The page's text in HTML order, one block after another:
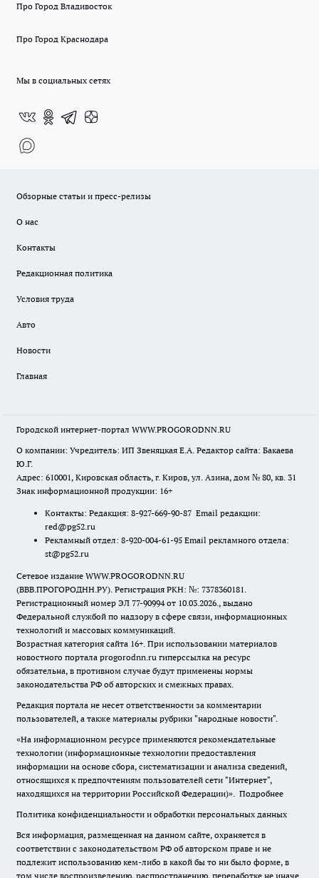
Про Город Владивосток
Про Город Краснодара
Мы в социальных сетях
Обзорные статьи и пресс-релизы
О нас
Контакты
Редакционная политика
Условия труда
Авто
Новости
Главная
Городской интернет-портал WWW.PROGORODNN.RU
О компании: Учредитель: ИП Звеняцкая Е.А. Редактор сайта: Бакаева
Ю.Г.
Адрес: 610001, Кировская область, г. Киров, ул. Азина, дом № 80, кв. 31
Знак информационной продукции: 16+
Контакты: Редакция: 8-927-669-90-87 Email редакции:
red@pg52.ru
Рекламный отдел: 8-920-004-61-95 Email рекламного отдела:
st@pg52.ru
Сетевое издание WWW.PROGORODNN.RU
(ВВВ.ПРОГОРОДНН.РУ). Регистрация РКН: №: 7378360181.
Регистрационный номер ЭЛ 77-90994 от 10.03.2026., выдано
Федеральной службой по надзору в сфере связи, информационных
технологий и массовых коммуникаций.
Возрастная категория сайта 16+. При использовании материалов
новостного портала progorodnn.ru гиперссылка на ресурс
обязательна, в противном случае будут применены нормы
законодательства РФ об авторских и смежных правах.
Редакция портала не несет ответственности за комментарии
пользователей, а также материалы рубрики "народные новости".
«На информационном ресурсе применяются рекомендательные
технологии (информационные технологии предоставления
информации на основе сбора, систематизации и анализа сведений,
относящихся к предпочтениям пользователей сети "Интернет",
находящихся на территории Российской Федерации)». Подробнее
Политика конфиденциальности и обработки персональных данных
Вся информация, размещенная на данном сайте, охраняется в
соответствии с законодательством РФ об авторском праве и не
подлежит использованию кем-либо в какой бы то ни было форме, в
том числе воспроизведению, распространению, переработке не иначе